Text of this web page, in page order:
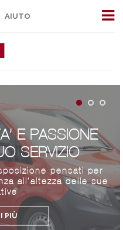
AIUTO
E PASSIONE
SERVIZIO
pensati per
all’altezza delle sue
PIÙ